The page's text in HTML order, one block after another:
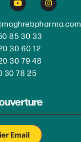
85 30 33
30 60 12
30 79 48
30 78 25
Email